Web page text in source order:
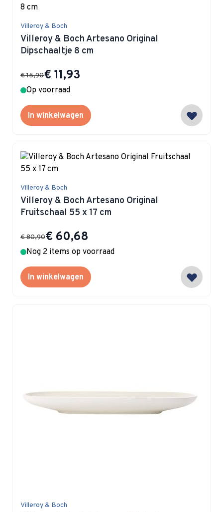
Villeroy & Boch
Villeroy & Boch Artesano Original
Dipschaaltje 8 cm
Special Price
€ 11,93
€ 15,90
Op voorraad
In winkelwagen
Villeroy & Boch
Villeroy & Boch Artesano Original
Fruitschaal 55 x 17 cm
Special Price
€ 60,68
€ 80,90
Nog 2 items op voorraad
In winkelwagen
Villeroy & Boch